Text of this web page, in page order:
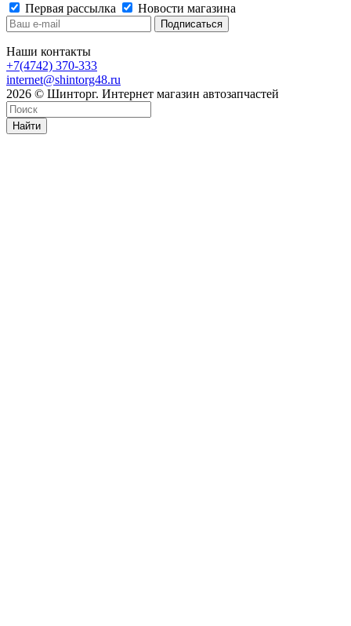
Первая рассылка
Новости магазина
Наши контакты
+7(4742) 370-333
internet@shintorg48.ru
2026 © Шинторг. Интернет магазин автозапчастей
Найти